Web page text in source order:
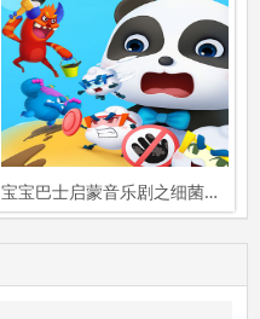
宝宝巴士启蒙音乐剧之细菌来了